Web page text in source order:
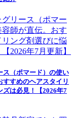
ス（ポマード）の使い
すめのヘアスタイリ
ズは必見！【2026年7